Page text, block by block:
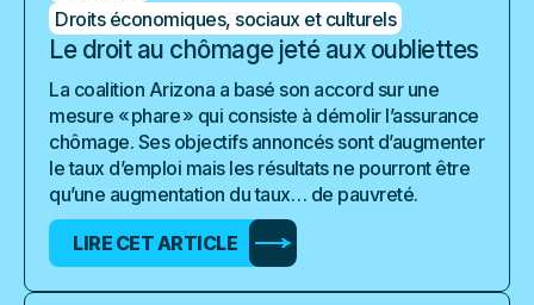
Droits économiques, sociaux et culturels
Le droit au chômage jeté aux oubliettes
La coalition Arizona a basé son accord sur une
mesure « phare » qui consiste à démolir l’assurance
chômage. Ses objectifs annoncés sont d’augmenter
le taux d’emploi mais les résultats ne pourront être
qu’une augmentation du taux… de pauvreté.
LIRE CET ARTICLE